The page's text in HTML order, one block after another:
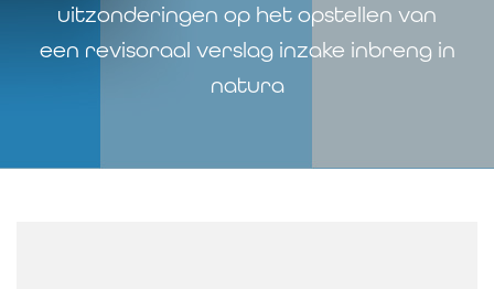
uitzonderingen op het opstellen van
een revisoraal verslag inzake inbreng in
natura